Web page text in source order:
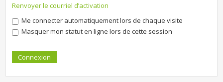
Renvoyer le courriel d’activation
Me connecter automatiquement lors de chaque visite
Masquer mon statut en ligne lors de cette session